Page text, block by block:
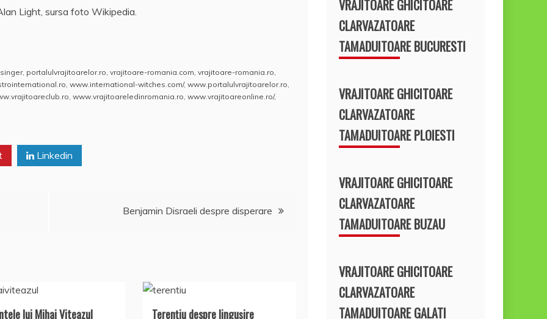
Light, sursa foto Wikipedia.
, portalulvrajitoarelor.ro vrajitoare-romania.com vrajitoare-romania.ro
www.international-witches.com/, www.portalulvrajitoarelor.ro
www.vrajitoareledinromania.ro www.vrajitoareonline.ro/,
Linkedin
Benjamin Disraeli despre disperare
lui Mihai Viteazul Terențiu despre lingușire
VRAJITOARE GHICITOARE
CLARVAZATOARE
TAMADUITOARE BUCURESTI
VRAJITOARE GHICITOARE
CLARVAZATOARE
TAMADUITOARE PLOIESTI
VRAJITOARE GHICITOARE
CLARVAZATOARE
TAMADUITOARE BUZAU
VRAJITOARE GHICITOARE
CLARVAZATOARE
TAMADUITOARE GALATI